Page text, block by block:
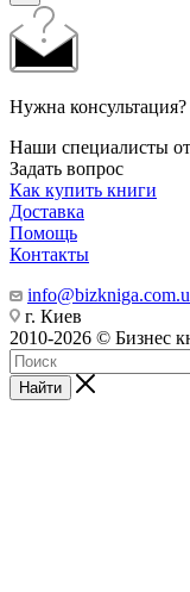
Нужна консультация?
Наши специалисты
Задать вопрос
Как купить книги
Доставка
Помощь
Контакты
г. Киев
2010-2026 © Бизнес
Найти